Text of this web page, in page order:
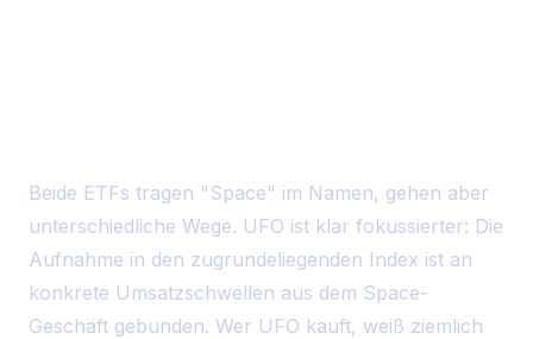
Beide ETFs tragen "Space" im Namen, gehen aber
unterschiedliche Wege. UFO ist klar fokussierter: Die
Aufnahme in den zugrundeliegenden Index ist an
konkrete Umsatzschwellen aus dem Space-
Geschäft gebunden. Wer UFO kauft, weiß ziemlich